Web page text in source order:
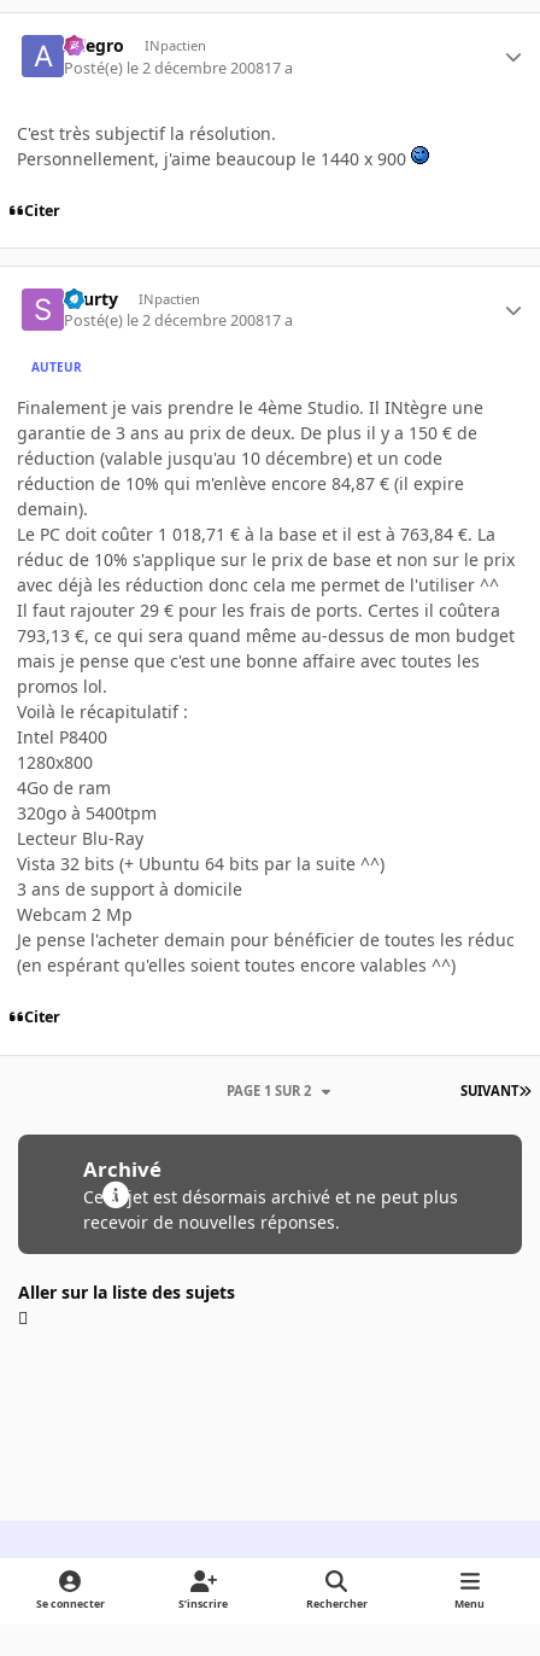
Allegro INpactien
Posté(e) le 2 décembre 200817 a
C'est très subjectif la résolution.
Personnellement, j'aime beaucoup le 1440 x 900
Citer
skurty INpactien
Posté(e) le 2 décembre 200817 a
AUTEUR
Finalement je vais prendre le 4ème Studio. Il INtègre une
garantie de 3 ans au prix de deux. De plus il y a 150 € de
réduction (valable jusqu'au 10 décembre) et un code
réduction de 10% qui m'enlève encore 84,87 € (il expire
demain).
Le PC doit coûter 1 018,71 € à la base et il est à 763,84 €. La
réduc de 10% s'applique sur le prix de base et non sur le prix
avec déjà les réduction donc cela me permet de l'utiliser ^^
Il faut rajouter 29 € pour les frais de ports. Certes il coûtera
793,13 €, ce qui sera quand même au-dessus de mon budget
mais je pense que c'est une bonne affaire avec toutes les
promos lol.
Voilà le récapitulatif :
Intel P8400
1280x800
4Go de ram
320go à 5400tpm
Lecteur Blu-Ray
Vista 32 bits (+ Ubuntu 64 bits par la suite ^^)
3 ans de support à domicile
Webcam 2 Mp
Je pense l'acheter demain pour bénéficier de toutes les réduc
(en espérant qu'elles soient toutes encore valables ^^)
Citer
SUIVANT
PAGE 1 SUR 2
Archivé
Ce sujet est désormais archivé et ne peut plus
recevoir de nouvelles réponses.
Aller sur la liste des sujets
Light ModeDark ModeSystem Preference
Se connecter S’inscrire Rechercher Menu